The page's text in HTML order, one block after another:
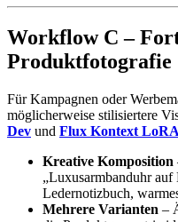
Workflow C –
Produktfotografie
Für Kampagnen oder
möglicherweise stilisiertere
Dev und Flux Kontext LoRA
Kreative Komposition
„Luxusarmbanduhr
Ledernotizbuch,
Mehrere Varianten –